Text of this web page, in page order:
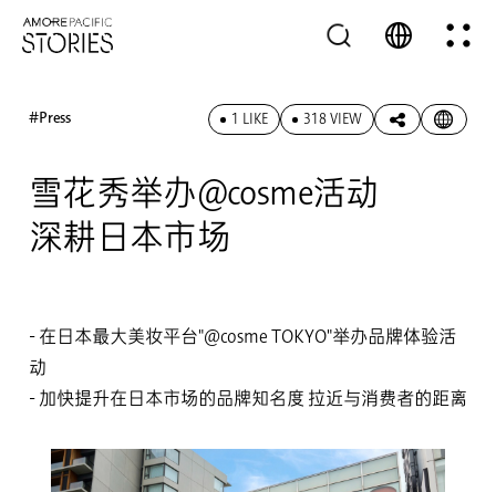
#Press 1 LIKE 318 VIEW
雪花秀举办@cosme活动
深耕日本市场
- 在日本最大美妆平台"@cosme TOKYO"举办品牌体验活
动
- 加快提升在日本市场的品牌知名度 拉近与消费者的距离